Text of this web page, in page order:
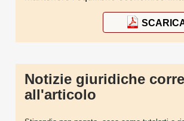
Notizie giuridiche
all'articolo